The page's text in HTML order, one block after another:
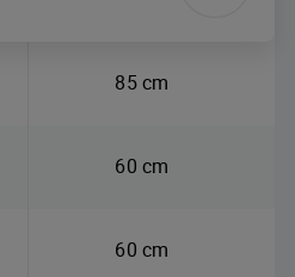
85 cm
60 cm
60 cm